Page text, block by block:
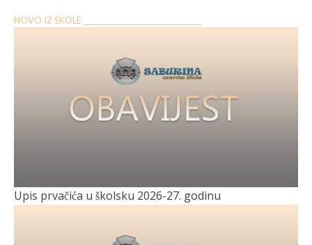
NOVO IZ ŠKOLE __________________________________
Upis prvačića u školsku 2026-27. godinu